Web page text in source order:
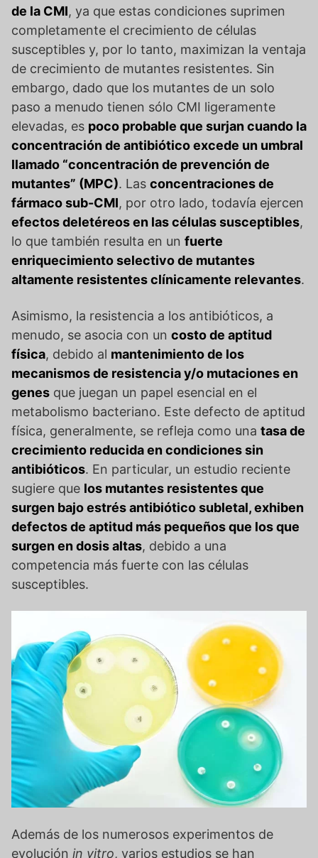
de la CMI, ya que estas condiciones suprimen
completamente el crecimiento de células
susceptibles y, por lo tanto, maximizan la ventaja
de crecimiento de mutantes resistentes. Sin
embargo, dado que los mutantes de un solo
paso a menudo tienen sólo CMI ligeramente
elevadas, es poco probable que surjan cuando la
concentración de antibiótico excede un umbral
llamado “concentración de prevención de
mutantes” (MPC). Las concentraciones de
fármaco sub-CMI, por otro lado, todavía ejercen
efectos deletéreos en las células susceptibles,
lo que también resulta en un fuerte
enriquecimiento selectivo de mutantes
altamente resistentes clínicamente relevantes.
Asimismo, la resistencia a los antibióticos, a
menudo, se asocia con un costo de aptitud
física, debido al mantenimiento de los
mecanismos de resistencia y/o mutaciones en
genes que juegan un papel esencial en el
metabolismo bacteriano. Este defecto de aptitud
física, generalmente, se refleja como una tasa de
crecimiento reducida en condiciones sin
antibióticos. En particular, un estudio reciente
sugiere que los mutantes resistentes que
surgen bajo estrés antibiótico subletal, exhiben
defectos de aptitud más pequeños que los que
surgen en dosis altas, debido a una
competencia más fuerte con las células
susceptibles.
Además de los numerosos experimentos de
evolución in vitro, varios estudios se han